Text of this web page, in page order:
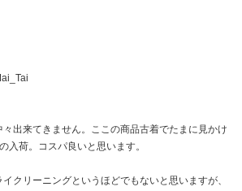
出来てきません。ここの商品古着でたまに見かけ
入荷。コスパ良いと思います。
クリーニングというほどでもないと思いますが、